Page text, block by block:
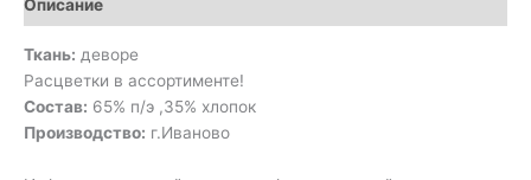
Описание
Ткань: деворе
Расцветки в ассортименте!
Состав: 65% п/э ,35% хлопок
Производство: г.Иваново